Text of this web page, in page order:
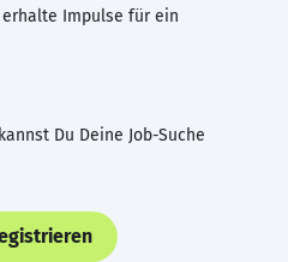
Impulse für ein
Du Deine Job-Suche